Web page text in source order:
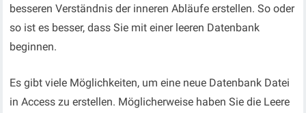
besseren Verständnis der inneren Abläufe erstellen. So oder
so ist es besser, dass Sie mit einer leeren Datenbank
beginnen.
Es gibt viele Möglichkeiten, um eine neue Datenbank Datei
in Access zu erstellen. Möglicherweise haben Sie die Leere